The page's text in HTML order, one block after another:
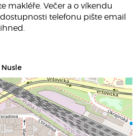
makléře. Večer a o víkendu
telefonu pište email